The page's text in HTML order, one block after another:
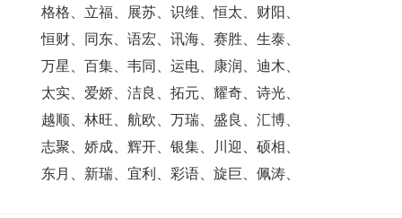
格格、立福、展苏、识维、恒太、财阳、
恒财、同东、语宏、讯海、赛胜、生泰、
万星、百集、韦同、运电、康润、迪木、
太实、爱娇、洁良、拓元、耀奇、诗光、
越顺、林旺、航欧、万瑞、盛良、汇博、
志聚、娇成、辉开、银集、川迎、硕相、
东月、新瑞、宜利、彩语、旋巨、佩涛、